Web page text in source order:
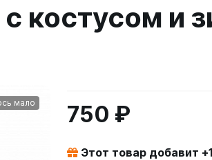
Галабеи домашние
костусом и
мало 750 ₽
Этот товар добавит +